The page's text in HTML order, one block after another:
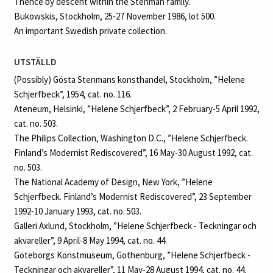
Bukowskis, Stockholm, 25‑27 November 1986, lot 500.
An important Swedish private collection.
UTSTÄLLD
(Possibly) Gösta Stenmans konsthandel, Stockholm, ”Helene
Schjerfbeck”, 1954, cat. no. 116.
Ateneum, Helsinki, ”Helene Schjerfbeck”, 2 February-5 April 1992,
cat. no. 503.
The Philips Collection, Washington D.C., ”Helene Schjerfbeck.
Finland’s Modernist Rediscovered”, 16 May-30 August 1992, cat.
no. 503.
The National Academy of Design, New York, ”Helene
Schjerfbeck. Finland’s Modernist Rediscovered”, 23 September
1992‑10 January 1993, cat. no. 503.
Galleri Axlund, Stockholm, ”Helene Schjerfbeck - Teckningar och
akvareller”, 9 April-8 May 1994, cat. no. 44.
Göteborgs Konstmuseum, Gothenburg, ”Helene Schjerfbeck -
Teckningar och akvareller”, 11 May-28 August 1994, cat. no. 44.